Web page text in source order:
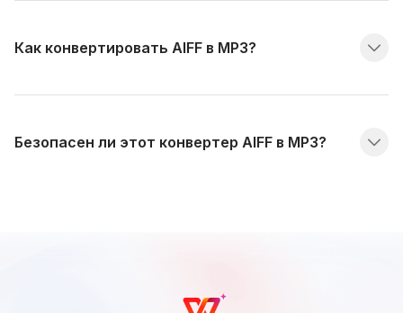
Как конвертировать AIFF в MP3?
Безопасен ли этот конвертер AIFF в MP3?